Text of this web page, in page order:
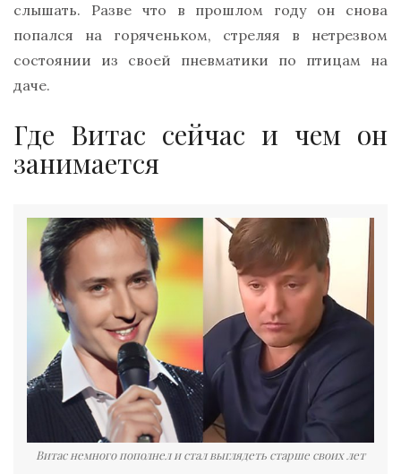
слышать. Разве что в прошлом году он снова
попался на горяченьком, стреляя в нетрезвом
состоянии из своей пневматики по птицам на
даче.
Где Витас сейчас и чем он
занимается
Витас немного пополнел и стал выглядеть старше своих лет